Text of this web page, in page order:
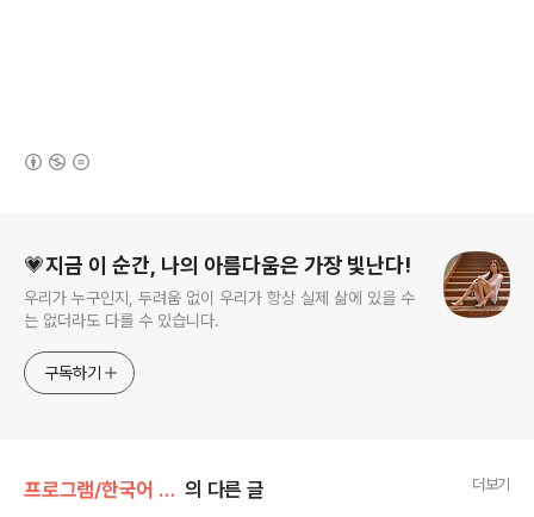
💗지금 이 순간, 나의 아름다움은 가장 빛난다!
우리가 누구인지, 두려움 없이 우리가 항상 실제 삶에 있을 수
는 없더라도 다를 수 있습니다.
구독하기
프로그램/한국어 패치 의 다른 글 더보기